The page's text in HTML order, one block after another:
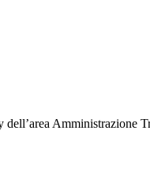
Amministrazione